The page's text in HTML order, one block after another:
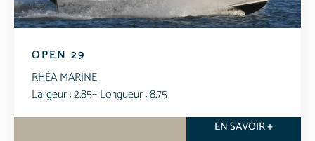
OPEN 29
RHÉA MARINE
Largeur : 2.85– Longueur : 8.75
EN SAVOIR +